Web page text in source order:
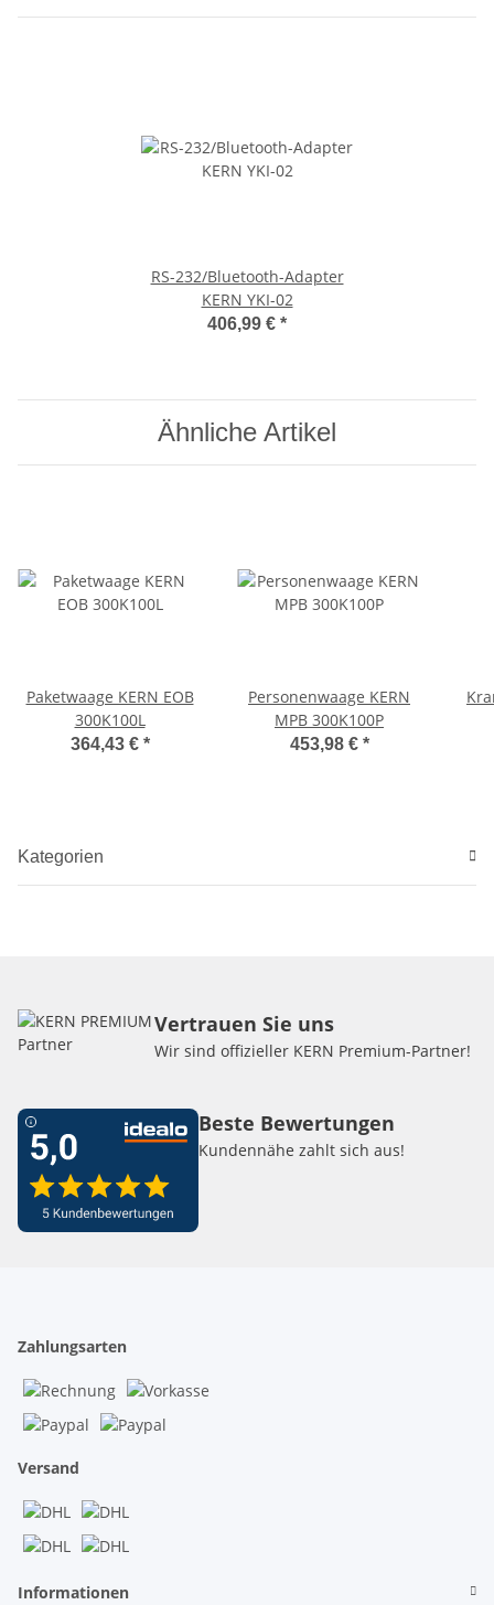
RS-232/Bluetooth-Adapter
KERN YKI-02
406,99 € *
Ähnliche Artikel
Paketwaage KERN EOB
300K100L
364,43 € *
Personenwaage KERN
MPB 300K100P
453,98 € *
Kategorien
Vertrauen Sie uns
Wir sind offizieller KERN Premium-Partner!
Beste Bewertungen
Kundennähe zahlt sich aus!
Zahlungsarten
Versand
Informationen